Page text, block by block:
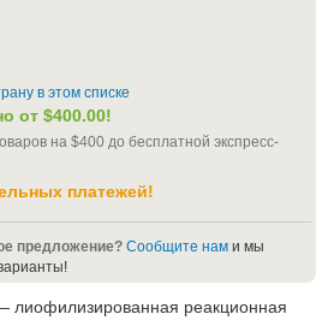
в этом списке
от $400.00!
на $400 до бесплатной экспресс-
платежей!
предложение? Сообщите нам и мы
лиофилизированная реакционная